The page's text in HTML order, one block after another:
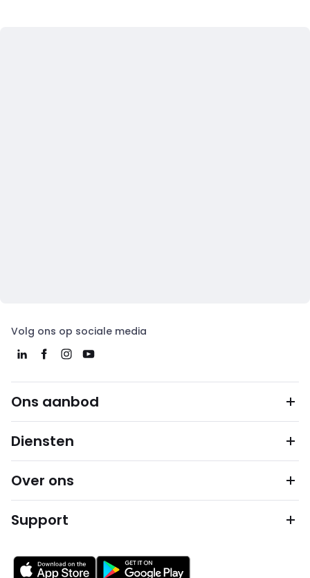
Volg ons op sociale media
Ons aanbod
Diensten
Over ons
Support